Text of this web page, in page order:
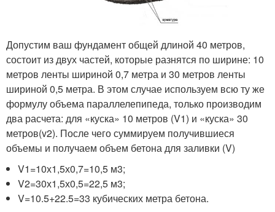
Допустим ваш фундамент общей длиной 40 метров,
состоит из двух частей, которые разнятся по ширине: 10
метров ленты шириной 0,7 метра и 30 метров ленты
шириной 0,5 метра. В этом случае используем всю ту же
формулу объема параллелепипеда, только производим
два расчета: для «куска» 10 метров (V1) и «куска» 30
метров(v2). После чего суммируем получившиеся
объемы и получаем объем бетона для заливки (V)
V1=10х1,5х0,7=10,5 м3;
V2=30х1,5х0,5=22,5 м3;
V=10.5+22.5=33 кубических метра бетона.